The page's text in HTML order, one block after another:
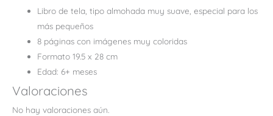
Libro de tela, tipo almohada muy suave, especial para los
más pequeños
8 páginas con imágenes muy coloridas
Formato 19.5 x 28 cm
Edad: 6+ meses
Valoraciones
No hay valoraciones aún.